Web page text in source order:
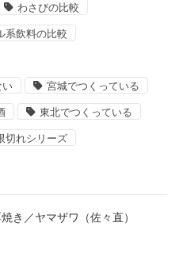
わさびの比較
系飲料の比較
い 宮城でつくっている
東北でつくっている
切れシリーズ
き／ヤマザワ（佐々直）